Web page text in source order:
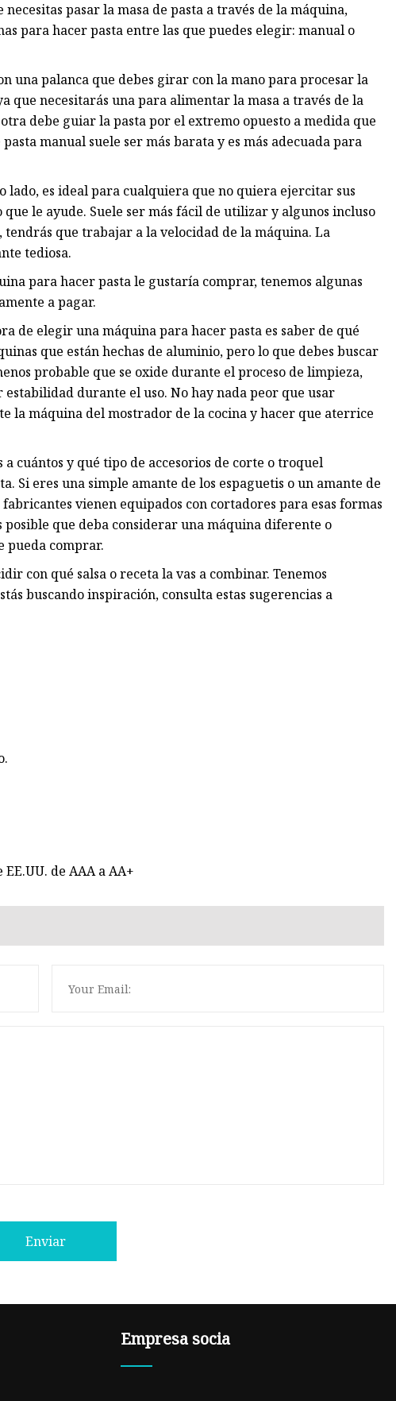
pasar la masa de pasta a través de la máquina,
para hacer pasta entre las que puedes elegir: manual o
una palanca que debes girar con la mano para procesar la
que necesitarás una para alimentar la masa a través de la
debe guiar la pasta por el extremo opuesto a medida que
manual suele ser más barata y es más adecuada para
es ideal para cualquiera que no quiera ejercitar sus
le ayude. Suele ser más fácil de utilizar y algunos incluso
que trabajar a la velocidad de la máquina. La
tediosa.
para hacer pasta le gustaría comprar, tenemos algunas
a pagar.
de elegir una máquina para hacer pasta es saber de qué
que están hechas de aluminio, pero lo que debes buscar
probable que se oxide durante el proceso de limpieza,
durante el uso. No hay nada peor que usar
la máquina del mostrador de la cocina y hacer que aterrice
cuántos y qué tipo de accesorios de corte o troquel
Si eres una simple amante de los espaguetis o un amante de
vienen equipados con cortadores para esas formas
posible que deba considerar una máquina diferente o
pueda comprar.
con qué salsa o receta la vas a combinar. Tenemos
buscando inspiración, consulta estas sugerencias a
de AAA a AA+
Enviar
Empresa socia